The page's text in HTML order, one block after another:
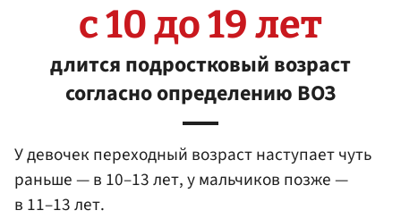
с 10 до 19 лет
длится подростковый возраст
согласно определению ВОЗ
У девочек переходный возраст наступает чуть
раньше — в 10–13 лет, у мальчиков позже —
в 11–13 лет.